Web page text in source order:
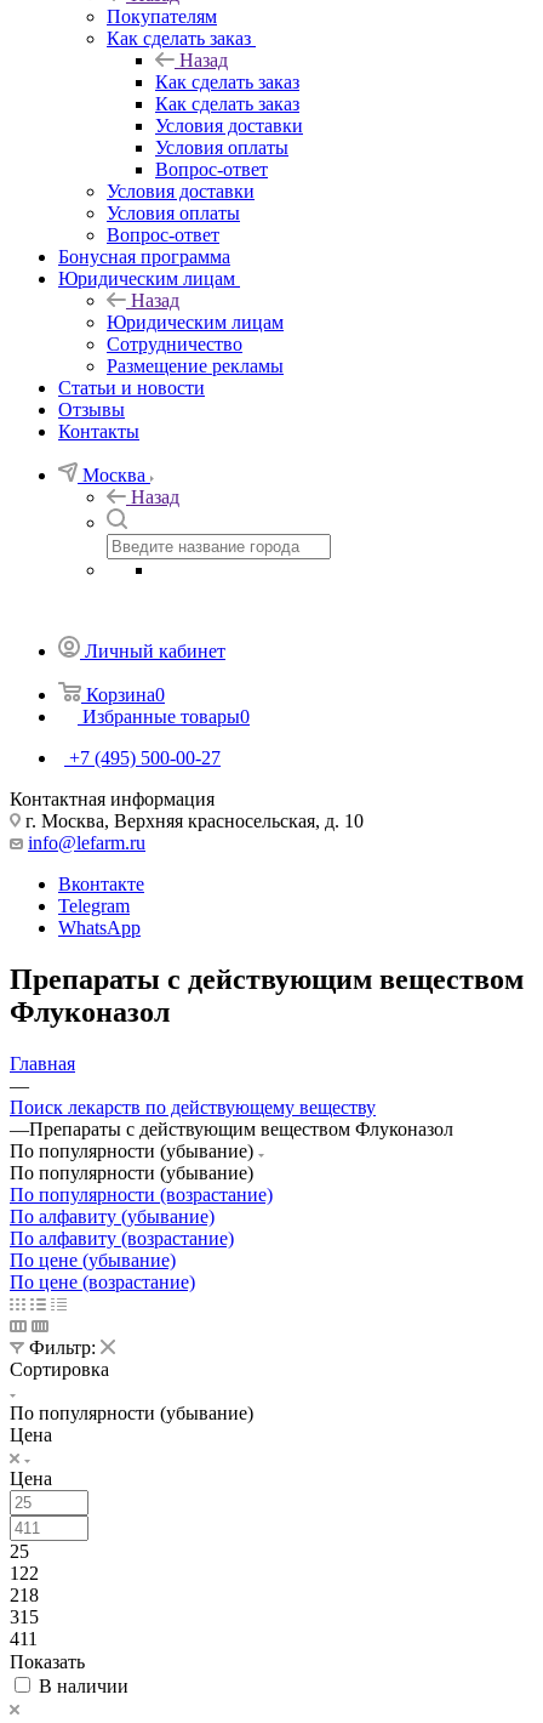
Покупателям
Как сделать заказ
Назад
Как сделать заказ
Как сделать заказ
Условия доставки
Условия оплаты
Вопрос-ответ
Условия доставки
Условия оплаты
Вопрос-ответ
Бонусная программа
Юридическим лицам
Назад
Юридическим лицам
Сотрудничество
Размещение рекламы
Статьи и новости
Отзывы
Контакты
Москва
Назад
Личный кабинет
Корзина0
Избранные товары0
+7 (495) 500-00-27
Контактная информация
г. Москва, Верхняя красносельская, д. 10
info@lefarm.ru
Вконтакте
Telegram
WhatsApp
Препараты с действующим веществом
Флуконазол
Главная
—
Поиск лекарств по действующему веществу
—Препараты с действующим веществом Флуконазол
По популярности (убывание)
По популярности (убывание)
По популярности (возрастание)
По алфавиту (убывание)
По алфавиту (возрастание)
По цене (убывание)
По цене (возрастание)
Фильтр:
Сортировка
По популярности (убывание)
Цена
Цена
25
122
218
315
411
Показать
В наличии